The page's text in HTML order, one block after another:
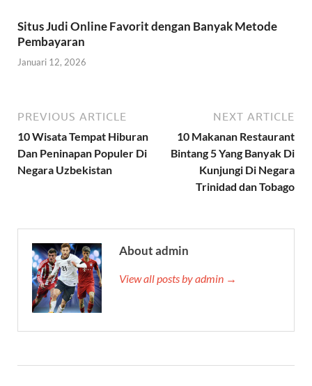
Situs Judi Online Favorit dengan Banyak Metode
Pembayaran
Januari 12, 2026
PREVIOUS ARTICLE
10 Wisata Tempat Hiburan
Dan Peninapan Populer Di
Negara Uzbekistan
NEXT ARTICLE
10 Makanan Restaurant
Bintang 5 Yang Banyak Di
Kunjungi Di Negara
Trinidad dan Tobago
About admin
View all posts by admin →